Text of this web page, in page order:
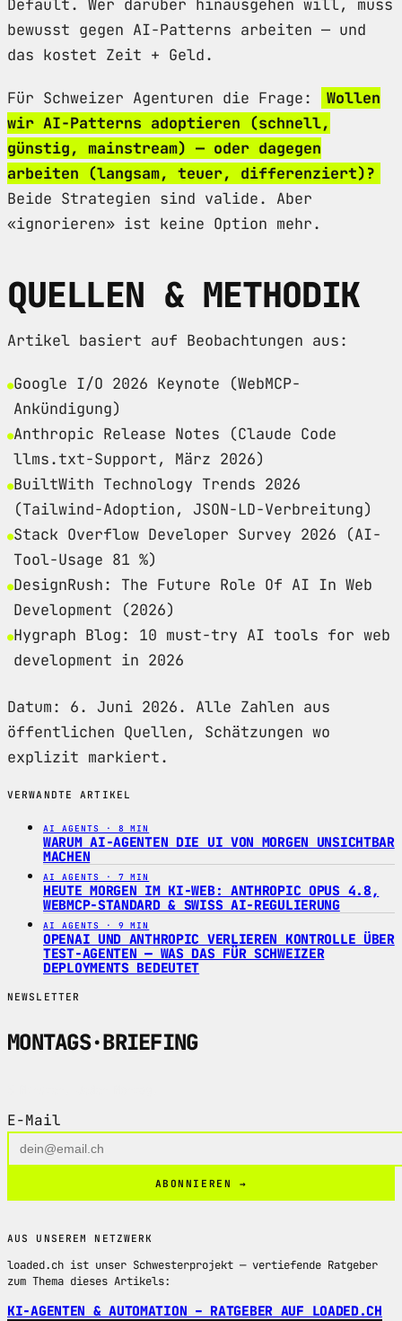
Default. Wer darüber hinausgehen will, muss
bewusst gegen AI-Patterns arbeiten — und
das kostet Zeit + Geld.
Für Schweizer Agenturen die Frage:
Wollen
wir AI-Patterns adoptieren (schnell,
günstig, mainstream) — oder dagegen
arbeiten (langsam, teuer, differenziert)?
Beide Strategien sind valide. Aber
«ignorieren» ist keine Option mehr.
QUELLEN & METHODIK
Artikel basiert auf Beobachtungen aus:
Google I/O 2026 Keynote (WebMCP-
Ankündigung)
Anthropic Release Notes (Claude Code
llms.txt-Support, März 2026)
BuiltWith Technology Trends 2026
(Tailwind-Adoption, JSON-LD-Verbreitung)
Stack Overflow Developer Survey 2026 (AI-
Tool-Usage 81 %)
DesignRush: The Future Role Of AI In Web
Development (2026)
Hygraph Blog: 10 must-try AI tools for web
development in 2026
Datum: 6. Juni 2026. Alle Zahlen aus
öffentlichen Quellen, Schätzungen wo
explizit markiert.
VERWANDTE ARTIKEL
AI AGENTS · 8 MIN
WARUM AI-AGENTEN DIE UI VON MORGEN UNSICHTBAR
MACHEN
AI AGENTS · 7 MIN
HEUTE MORGEN IM KI-WEB: ANTHROPIC OPUS 4.8,
WEBMCP-STANDARD & SWISS AI-REGULIERUNG
AI AGENTS · 9 MIN
OPENAI UND ANTHROPIC VERLIEREN KONTROLLE ÜBER
TEST-AGENTEN — WAS DAS FÜR SCHWEIZER
DEPLOYMENTS BEDEUTET
NEWSLETTER
MONTAGS·BRIEFING
E-Mail
ABONNIEREN →
AUS UNSEREM NETZWERK
loaded.ch ist unser Schwesterprojekt — vertiefende Ratgeber
zum Thema dieses Artikels:
KI-AGENTEN & AUTOMATION – RATGEBER AUF LOADED.CH